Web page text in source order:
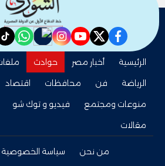
facebook
twitter
youtube
instagram
nabd
الرئيسية أخبار مصر حوادث
الرياضة
فن محافظات اقتصاد
منوعات ومجتمع
فيديو و توك شو
مقالات
من نحن سياسة الخصوصية